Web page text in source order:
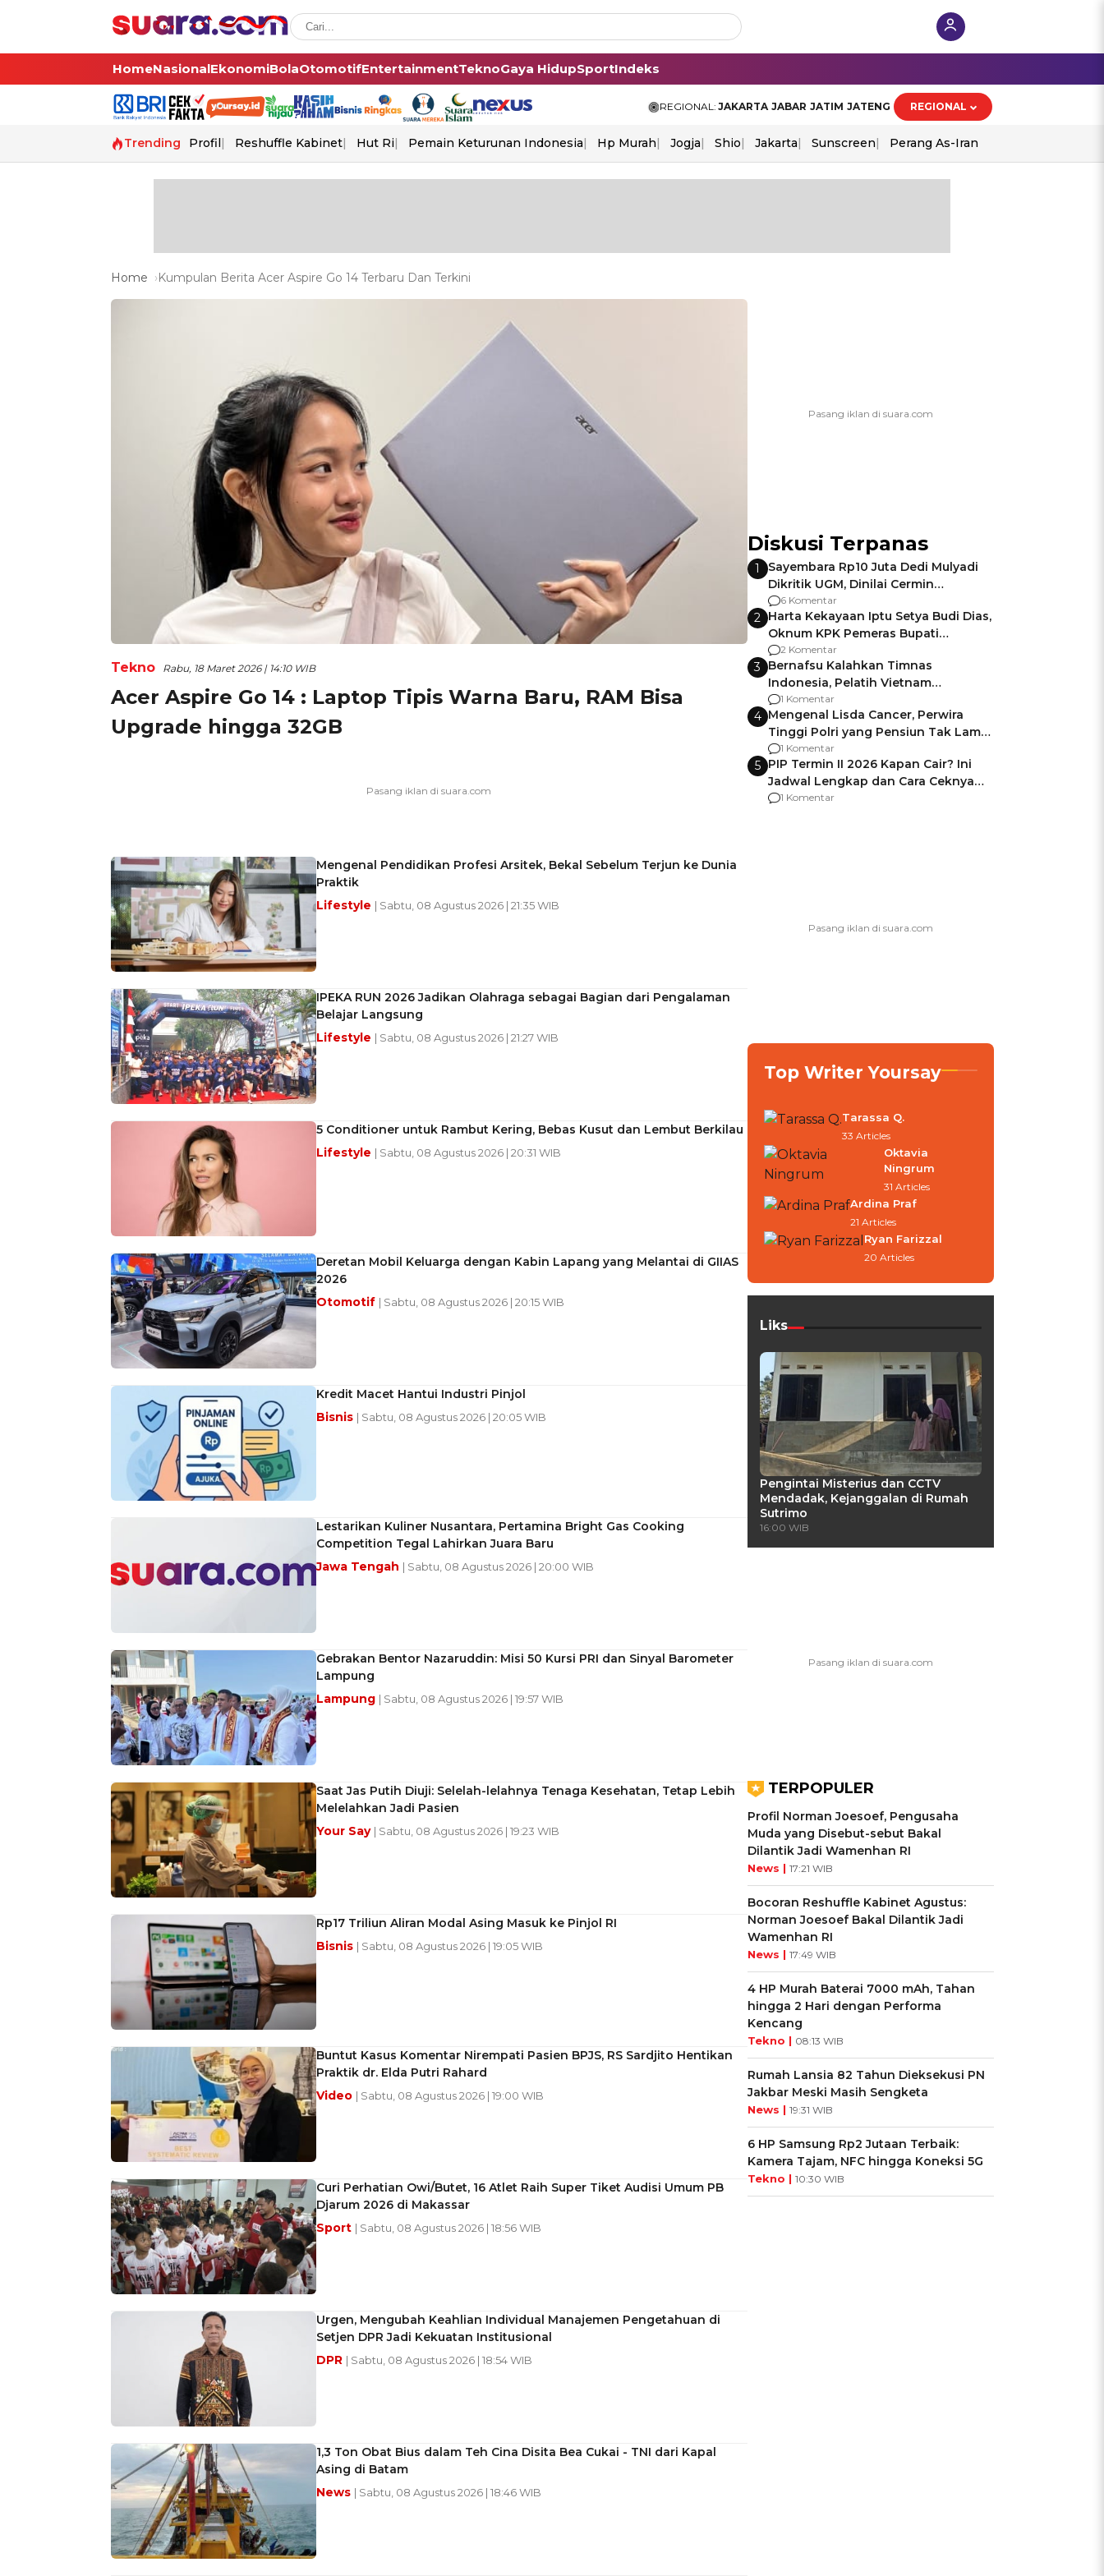
HomeNasionalEkonomiBolaOtomotifEntertainmentTeknoGaya HidupSportIndeks
REGIONAL: JAKARTA JABAR JATIM JATENG REGIONAL
Trending Profil Reshuffle Kabinet Hut Ri Pemain Keturunan Indonesia Hp Murah Jogja Shio Jakarta Sunscreen Perang As-Iran
Home Kumpulan Berita Acer Aspire Go 14 Terbaru Dan Terkini
Tekno Rabu, 18 Maret 2026 | 14:10 WIB
Acer Aspire Go 14 : Laptop Tipis Warna Baru, RAM Bisa
Upgrade hingga 32GB
Mengenal Pendidikan Profesi Arsitek, Bekal Sebelum Terjun ke Dunia
Praktik
Lifestyle | Sabtu, 08 Agustus 2026 | 21:35 WIB
IPEKA RUN 2026 Jadikan Olahraga sebagai Bagian dari Pengalaman
Belajar Langsung
Lifestyle | Sabtu, 08 Agustus 2026 | 21:27 WIB
5 Conditioner untuk Rambut Kering, Bebas Kusut dan Lembut Berkilau
Lifestyle | Sabtu, 08 Agustus 2026 | 20:31 WIB
Deretan Mobil Keluarga dengan Kabin Lapang yang Melantai di GIIAS
2026
Otomotif | Sabtu, 08 Agustus 2026 | 20:15 WIB
Kredit Macet Hantui Industri Pinjol
Bisnis | Sabtu, 08 Agustus 2026 | 20:05 WIB
Lestarikan Kuliner Nusantara, Pertamina Bright Gas Cooking
Competition Tegal Lahirkan Juara Baru
Jawa Tengah | Sabtu, 08 Agustus 2026 | 20:00 WIB
Gebrakan Bentor Nazaruddin: Misi 50 Kursi PRI dan Sinyal Barometer
Lampung
Lampung | Sabtu, 08 Agustus 2026 | 19:57 WIB
Saat Jas Putih Diuji: Selelah-lelahnya Tenaga Kesehatan, Tetap Lebih
Melelahkan Jadi Pasien
Your Say | Sabtu, 08 Agustus 2026 | 19:23 WIB
Rp17 Triliun Aliran Modal Asing Masuk ke Pinjol RI
Bisnis | Sabtu, 08 Agustus 2026 | 19:05 WIB
Buntut Kasus Komentar Nirempati Pasien BPJS, RS Sardjito Hentikan
Praktik dr. Elda Putri Rahard
Video | Sabtu, 08 Agustus 2026 | 19:00 WIB
Curi Perhatian Owi/Butet, 16 Atlet Raih Super Tiket Audisi Umum PB
Djarum 2026 di Makassar
Sport | Sabtu, 08 Agustus 2026 | 18:56 WIB
Urgen, Mengubah Keahlian Individual Manajemen Pengetahuan di
Setjen DPR Jadi Kekuatan Institusional
DPR | Sabtu, 08 Agustus 2026 | 18:54 WIB
1,3 Ton Obat Bius dalam Teh Cina Disita Bea Cukai - TNI dari Kapal
Asing di Batam
News | Sabtu, 08 Agustus 2026 | 18:46 WIB
Diskusi Terpanas
1
Sayembara Rp10 Juta Dedi Mulyadi
Dikritik UGM, Dinilai Cermin
Gagalnya Negara Jamin Keamanan
6 Komentar
2 Harta Kekayaan Iptu Setya Budi Dias,
Oknum KPK Pemeras Bupati
Pemalang
2 Komentar
3 Bernafsu Kalahkan Timnas
Indonesia, Pelatih Vietnam
Berencana Pakai Jimat di Pakansari
1 Komentar
4 Mengenal Lisda Cancer, Perwira
Tinggi Polri yang Pensiun Tak Lama
Usai Jadi Brigjen
1 Komentar
5 PIP Termin II 2026 Kapan Cair? Ini
Jadwal Lengkap dan Cara Ceknya
agar Dana Tidak Hangus!
1 Komentar
Top Writer Yoursay
Tarassa Q.
33 Articles
Oktavia
Ningrum
31 Articles
Ardina Praf
21 Articles
Ryan Farizzal
20 Articles
Liks
Pengintai Misterius dan CCTV
Mendadak, Kejanggalan di Rumah
Sutrimo
16:00 WIB
TERPOPULER
Profil Norman Joesoef, Pengusaha
Muda yang Disebut-sebut Bakal
Dilantik Jadi Wamenhan RI
News | 17:21 WIB
Bocoran Reshuffle Kabinet Agustus:
Norman Joesoef Bakal Dilantik Jadi
Wamenhan RI
News | 17:49 WIB
4 HP Murah Baterai 7000 mAh, Tahan
hingga 2 Hari dengan Performa
Kencang
Tekno | 08:13 WIB
Rumah Lansia 82 Tahun Dieksekusi PN
Jakbar Meski Masih Sengketa
News | 19:31 WIB
6 HP Samsung Rp2 Jutaan Terbaik:
Kamera Tajam, NFC hingga Koneksi 5G
Tekno | 10:30 WIB